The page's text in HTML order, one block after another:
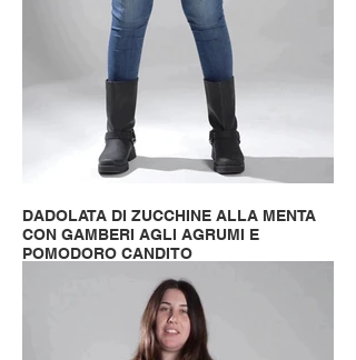
DADOLATA DI ZUCCHINE ALLA MENTA
CON GAMBERI AGLI AGRUMI E
POMODORO CANDITO